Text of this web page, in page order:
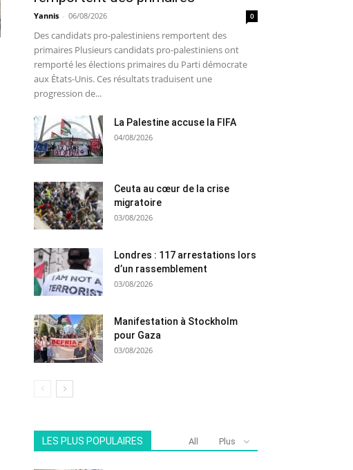
Yannis - 06/08/2026 0
Des candidats pro-palestiniens remportent des
primaires Plusieurs candidats pro-palestiniens ont
remporté les élections primaires du Parti démocrate
aux États-Unis. Ces résultats traduisent une
progression de...
La Palestine accuse la FIFA
04/08/2026
Ceuta au cœur de la crise
migratoire
03/08/2026
Londres : 117 arrestations lors
d’un rassemblement
03/08/2026
Manifestation à Stockholm
pour Gaza
03/08/2026
LES PLUS POPULAIRES All Plus